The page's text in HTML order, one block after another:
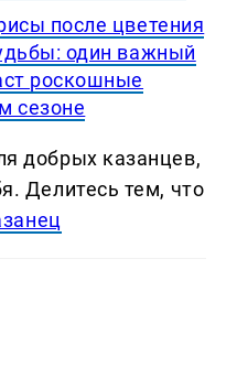
после цветения
один важный
роскошные
сезоне
добрых казанцев,
Делитеcь тем, что